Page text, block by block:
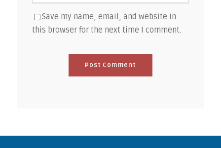
Save my name, email, and website in
this browser for the next time I comment.